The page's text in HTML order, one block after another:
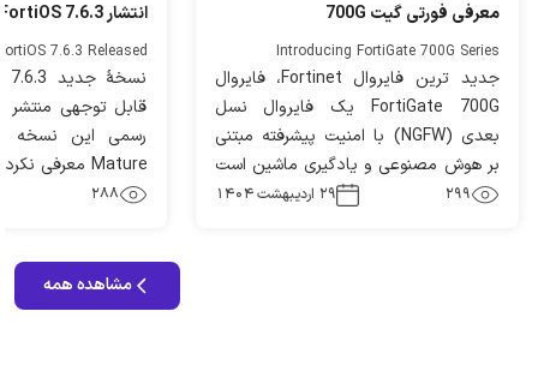
معرفی فورتی گیت 700G
Introducing FortiGate 700G Series
جدید ترین فایروال Fortinet، فایروال
FortiGate 700G یک فایروال نسل
بعدی (NGFW) با امنیت پیشرفته مبتنی
بر هوش مصنوعی و یادگیری ماشین است
که دید عمیقی به کاربران، برنامه‌ها و
299 ۲۹ اردیبهشت ۱۴۰۴
انتشار FortiOS 7.6.3 برای فورتی گیت
7.6.3 Released
رسمی این نسخه
Mature معرفی نکرده است.
288
مشاهده همه